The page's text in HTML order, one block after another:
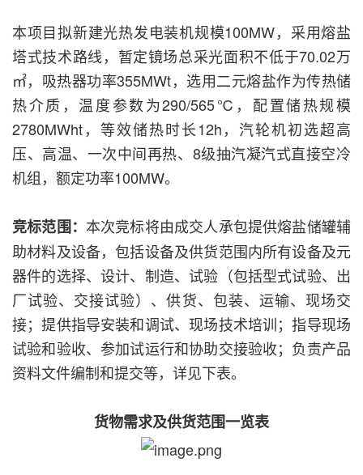
本项目拟新建光热发电装机规模100MW，采用熔盐
塔式技术路线，暂定镜场总采光面积不低于70.02万
㎡，吸热器功率355MWt，选用二元熔盐作为传热储
热介质，温度参数为290/565℃，配置储热规模
2780MWht，等效储热时长12h，汽轮机初选超高
压、高温、一次中间再热、8级抽汽凝汽式直接空冷
机组，额定功率100MW。
竞标范围： 本次竞标将由成交人承包提供熔盐储罐辅
助材料及设备，包括设备及供货范围内所有设备及元
器件的选择、设计、制造、试验（包括型式试验、出
厂试验、交接试验）、供货、包装、运输、现场交
接；提供指导安装和调试、现场技术培训；指导现场
试验和验收、参加试运行和协助交接验收；负责产品
资料文件编制和提交等，详见下表。
货物需求及供货范围一览表